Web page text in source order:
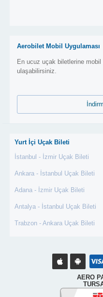
Aerobilet Mobil Uygulaması
En ucuz uçak biletlerine mobil
ulaşabilirsiniz.
Yurt İçi Uçak Bileti
İstanbul - İzmir Uçak Bileti
Ankara - İstanbul Uçak Bileti
Adana - İzmir Uçak Bileti
Antalya - İstanbul Uçak Bileti
Trabzon - Ankara Uçak Bileti
AERO